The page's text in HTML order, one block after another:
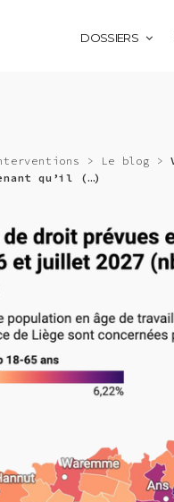
DOSSIERS
> Le blog >
qu’il (…)